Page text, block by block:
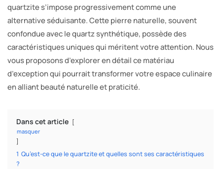
quartzite s’impose progressivement comme une
alternative séduisante. Cette pierre naturelle, souvent
confondue avec le quartz synthétique, possède des
caractéristiques uniques qui méritent votre attention. Nous
vous proposons d’explorer en détail ce matériau
d’exception qui pourrait transformer votre espace culinaire
en alliant beauté naturelle et praticité.
Dans cet article
masquer
1 Qu’est-ce que le quartzite et quelles sont ses caractéristiques
?